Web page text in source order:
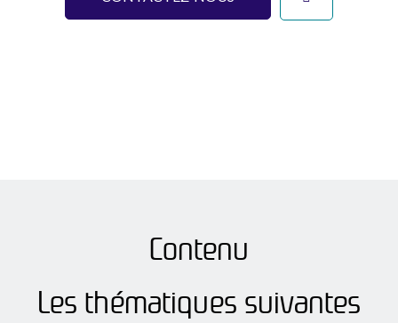
Contenu
Les thématiques suivantes